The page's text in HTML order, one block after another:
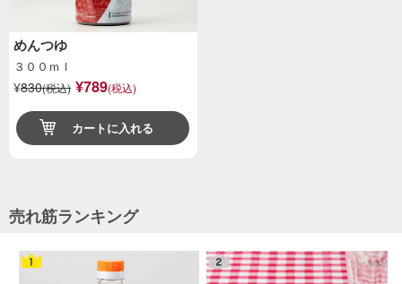
めんつゆ
３００ｍｌ
¥830(税込) ¥789(税込)
カートに入れる
売れ筋ランキング